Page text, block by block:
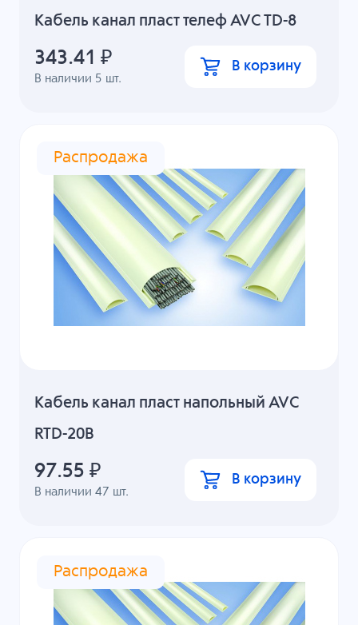
Кабель канал пласт телеф AVC TD-8
В наличии 5 шт.
343.41 ₽ В корзину
Распродажа
Кабель канал пласт напольный AVC
RTD-20B
В наличии47 шт.
97.55 ₽ В корзину
Распродажа